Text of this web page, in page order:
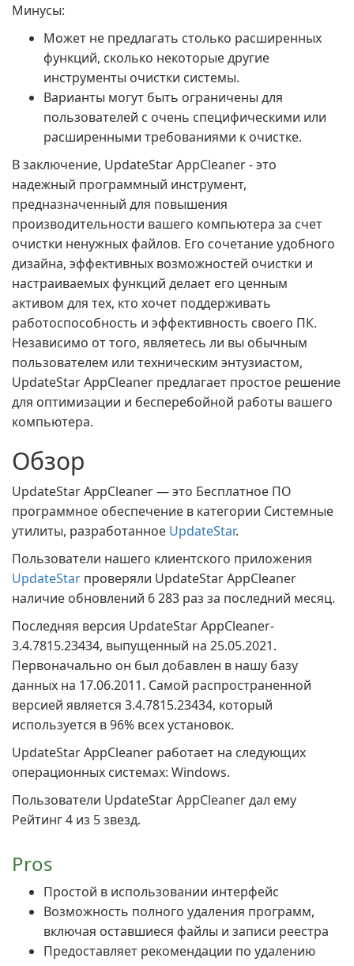
Минусы:
Может не предлагать столько расширенных
функций, сколько некоторые другие
инструменты очистки системы.
Варианты могут быть ограничены для
пользователей с очень специфическими или
расширенными требованиями к очистке.
В заключение, UpdateStar AppCleaner - это
надежный программный инструмент,
предназначенный для повышения
производительности вашего компьютера за счет
очистки ненужных файлов. Его сочетание удобного
дизайна, эффективных возможностей очистки и
настраиваемых функций делает его ценным
активом для тех, кто хочет поддерживать
работоспособность и эффективность своего ПК.
Независимо от того, являетесь ли вы обычным
пользователем или техническим энтузиастом,
UpdateStar AppCleaner предлагает простое решение
для оптимизации и бесперебойной работы вашего
компьютера.
Обзор
UpdateStar AppCleaner — это Бесплатное ПО
программное обеспечение в категории Системные
утилиты, разработанное UpdateStar.
Пользователи нашего клиентского приложения
UpdateStar проверяли UpdateStar AppCleaner
наличие обновлений 6 283 раз за последний месяц.
Последняя версия UpdateStar AppCleaner-
3.4.7815.23434, выпущенный на 25.05.2021.
Первоначально он был добавлен в нашу базу
данных на 17.06.2011. Самой распространенной
версией является 3.4.7815.23434, который
используется в 96% всех установок.
UpdateStar AppCleaner работает на следующих
операционных системах: Windows.
Пользователи UpdateStar AppCleaner дал ему
Рейтинг 4 из 5 звезд.
Pros
Простой в использовании интерфейс
Возможность полного удаления программ,
включая оставшиеся файлы и записи реестра
Предоставляет рекомендации по удалению